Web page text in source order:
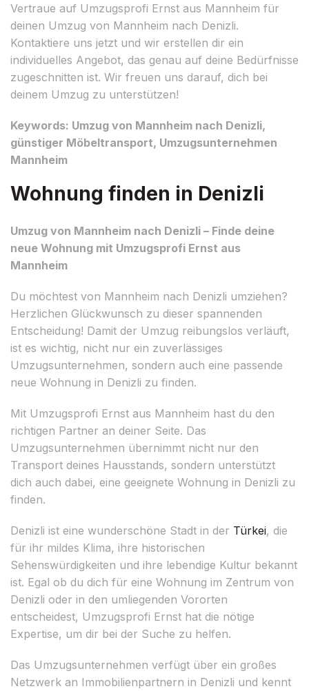
Vertraue auf Umzugsprofi Ernst aus Mannheim für
deinen Umzug von Mannheim nach Denizli.
Kontaktiere uns jetzt und wir erstellen dir ein
individuelles Angebot, das genau auf deine Bedürfnisse
zugeschnitten ist. Wir freuen uns darauf, dich bei
deinem Umzug zu unterstützen!
Keywords: Umzug von Mannheim nach Denizli,
günstiger Möbeltransport, Umzugsunternehmen
Mannheim
Wohnung finden in Denizli
Umzug von Mannheim nach Denizli – Finde deine
neue Wohnung mit Umzugsprofi Ernst aus
Mannheim
Du möchtest von Mannheim nach Denizli umziehen?
Herzlichen Glückwunsch zu dieser spannenden
Entscheidung! Damit der Umzug reibungslos verläuft,
ist es wichtig, nicht nur ein zuverlässiges
Umzugsunternehmen, sondern auch eine passende
neue Wohnung in Denizli zu finden.
Mit Umzugsprofi Ernst aus Mannheim hast du den
richtigen Partner an deiner Seite. Das
Umzugsunternehmen übernimmt nicht nur den
Transport deines Hausstands, sondern unterstützt
dich auch dabei, eine geeignete Wohnung in Denizli zu
finden.
Denizli ist eine wunderschöne Stadt in der Türkei, die
für ihr mildes Klima, ihre historischen
Sehenswürdigkeiten und ihre lebendige Kultur bekannt
ist. Egal ob du dich für eine Wohnung im Zentrum von
Denizli oder in den umliegenden Vororten
entscheidest, Umzugsprofi Ernst hat die nötige
Expertise, um dir bei der Suche zu helfen.
Das Umzugsunternehmen verfügt über ein großes
Netzwerk an Immobilienpartnern in Denizli und kennt